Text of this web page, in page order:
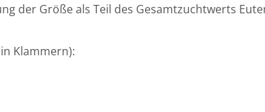
der Größe als Teil des Gesamtzuchtwerts
Klammern):